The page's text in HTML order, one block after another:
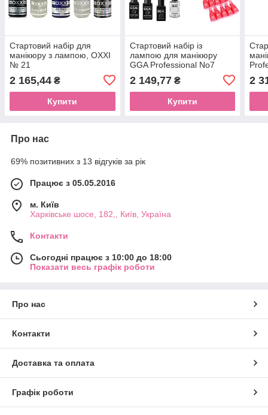
Стартовий набір для
манікюру з лампою, OXXI
№ 21
2 165,44 ₴
Купити
Стартовий набір із
лампою для манікюру
GGA Professional No7
2 149,77₴
Купити
2
Про нас
69% позитивних з 13 відгуків за рік
Працює з 05.05.2016
м. Київ
Харківське шосе, 182,, Київ, Україна
Контакти
Сьогодні працює з 10:00 до 18:00
Показати весь графік роботи
Про нас
Контакти
Доставка та оплата
Графік роботи